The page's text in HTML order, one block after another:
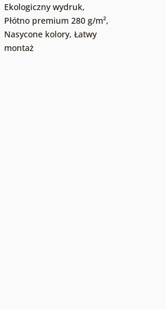
Ekologiczny wydruk,
Płótno premium 280 g/m²,
Nasycone kolory, Łatwy
montaż